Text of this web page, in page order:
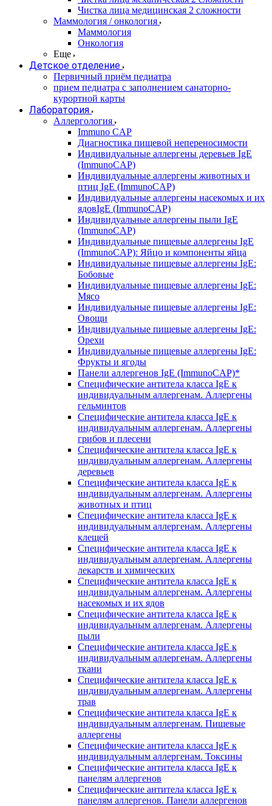
Чистка лица медицинская 2 сложности
Маммология / онкология
Маммология
Онкология
Еще
Детское отделение
Первичный приём педиатра
прием педиатра с заполнением санаторно-
курортной карты
Лаборатория
Аллергология
Immuno CAP
Диагностика пищевой непереносимости
Индивидуальные аллергены деревьев IgE
(ImmunoCAP)
Индивидуальные аллергены животных и
птиц IgE (ImmunoCAP)
Индивидуальные аллергены насекомых и их
ядовIgE (ImmunoCAP)
Индивидуальные аллергены пыли IgE
(ImmunoCAP)
Индивидуальные пищевые аллергены IgE
(ImmunoCAP): Яйцо и компоненты яйца
Индивидуальные пищевые аллергены IgE:
Бобовые
Индивидуальные пищевые аллергены IgE:
Мясо
Индивидуальные пищевые аллергены IgE:
Овощи
Индивидуальные пищевые аллергены IgE:
Орехи
Индивидуальные пищевые аллергены IgE:
Фрукты и ягоды
Панели аллергенов IgE (ImmunoCAP)*
Специфические антитела класса IgE к
индивидуальным аллергенам. Аллергены
гельминтов
Специфические антитела класса IgE к
индивидуальным аллергенам. Аллергены
грибов и плесени
Специфические антитела класса IgE к
индивидуальным аллергенам. Аллергены
деревьев
Специфические антитела класса IgE к
индивидуальным аллергенам. Аллергены
животных и птиц
Специфические антитела класса IgE к
индивидуальным аллергенам. Аллергены
клещей
Специфические антитела класса IgE к
индивидуальным аллергенам. Аллергены
лекарств и химических
Специфические антитела класса IgE к
индивидуальным аллергенам. Аллергены
насекомых и их ядов
Специфические антитела класса IgE к
индивидуальным аллергенам. Аллергены
пыли
Специфические антитела класса IgE к
индивидуальным аллергенам. Аллергены
ткани
Специфические антитела класса IgE к
индивидуальным аллергенам. Аллергены
трав
Специфические антитела класса IgE к
индивидуальным аллергенам. Пищевые
аллергены
Специфические антитела класса IgE к
индивидуальным аллергенам. Токсины
Специфические антитела класса IgE к
панелям аллергенов
Специфические антитела класса IgE к
панелям аллергенов. Панели аллергенов